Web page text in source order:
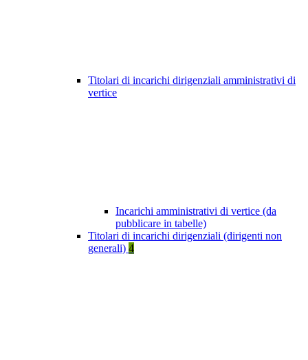
Titolari di incarichi dirigenziali amministrativi di
vertice
Incarichi amministrativi di vertice (da
pubblicare in tabelle)
Titolari di incarichi dirigenziali (dirigenti non
generali) 4